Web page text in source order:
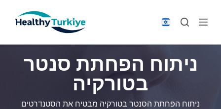
p
ניתוח הפחתת סנטר
בטורקיה
ניתוח הפחתת הסנטר בטורקיה מבטיח את הסטנדרטים